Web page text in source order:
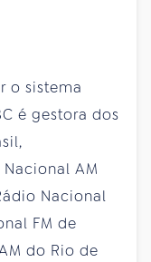
o sistema
é gestora dos
AM
Nacional
FM de
do Rio de